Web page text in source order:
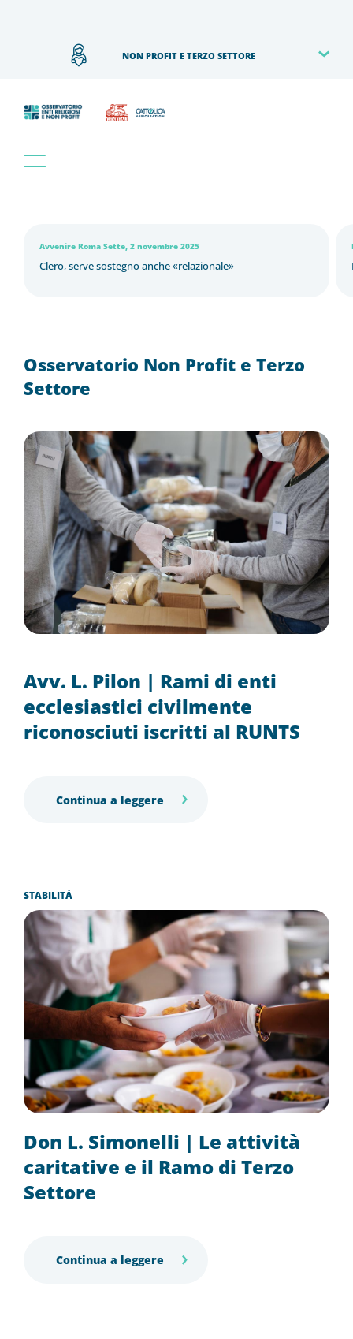
NON PROFIT E TERZO SETTORE
Clero, serve sostegno anche «relazionale»
Avvenire Roma Sette, 2 novembre 2025
Osservatorio Non Profit e Terzo
Settore
Avv. L. Pilon | Rami di enti
ecclesiastici civilmente
riconosciuti iscritti al RUNTS
Continua a leggere
Don L. Simonelli | Le attività
caritative e il Ramo di Terzo
Settore
Continua a leggere
STABILITÀ